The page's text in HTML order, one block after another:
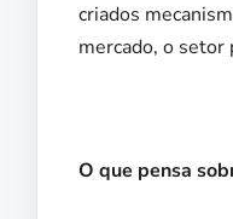
criados
mercado, o setor
O que pensa